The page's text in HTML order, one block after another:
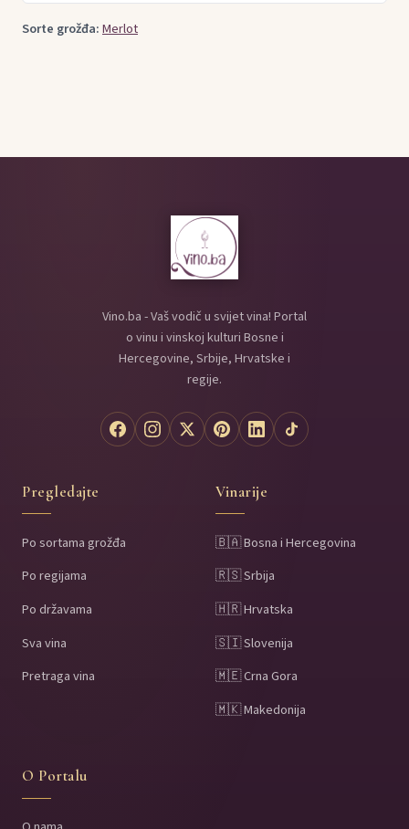
Sorte grožđa:Merlot
Vino.ba - Vaš vodič u svijet vina! Portal
o vinu i vinskoj kulturi Bosne i
Hercegovine, Srbije, Hrvatske i
regije.
Pregledajte
Po sortama grožđa
Po regijama
Po državama
Sva vina
Pretraga vina
Vinarije
🇧🇦 Bosna i Hercegovina
🇷🇸 Srbija
🇭🇷 Hrvatska
🇸🇮 Slovenija
🇲🇪 Crna Gora
🇲🇰 Makedonija
O Portalu